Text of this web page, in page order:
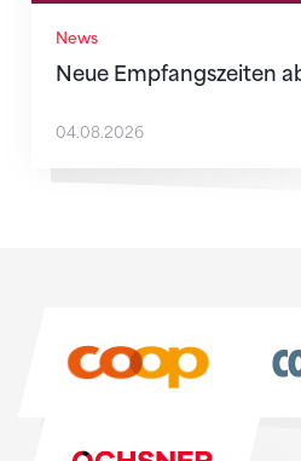
News
Neue Empfangszeiten
04.08.2026